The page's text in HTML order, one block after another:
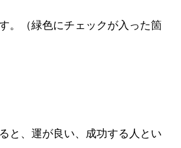
。（緑色にチェックが入った箇
と、運が良い、成功する人とい